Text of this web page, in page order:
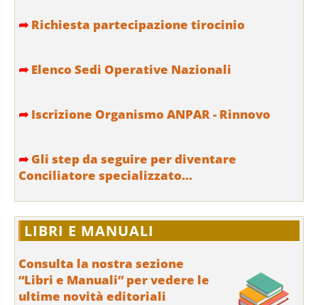
➦ Richiesta partecipazione tirocinio
➦ Elenco Sedi Operative Nazionali
➦ Iscrizione Organismo ANPAR - Rinnovo
➦ Gli step da seguire per diventare
Conciliatore specializzato...
LIBRI E MANUALI
Consulta la nostra sezione
“Libri e Manuali” per vedere le
ultime novità editoriali